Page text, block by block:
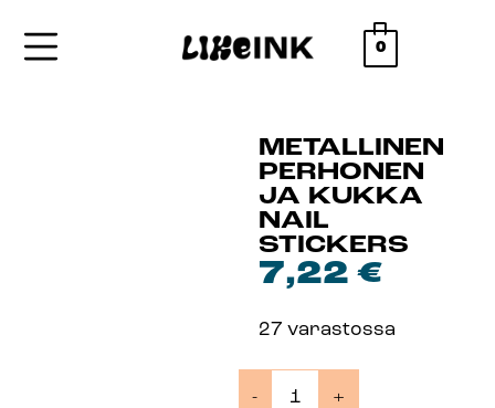
0
METALLINEN
PERHONEN
JA KUKKA
NAIL
STICKERS
7,22 €
27 varastossa
- +